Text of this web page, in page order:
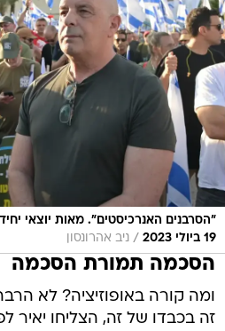
"הסרבנים האנרכיסטים". מאות יוצאי
19 ביולי 2023
/ ניב אהרונסון
הסכמה תמורת הסכמה
ומה קורה באופוזיציה? לא
זה בכבדו של זה, הצליחו יאיר